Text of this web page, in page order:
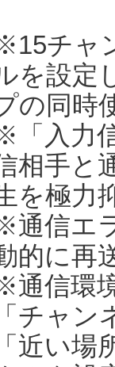
チャ
を設定
の同時
「入力
相手と
を極力
通信エ
的に再
通信環
「チャ
「近い